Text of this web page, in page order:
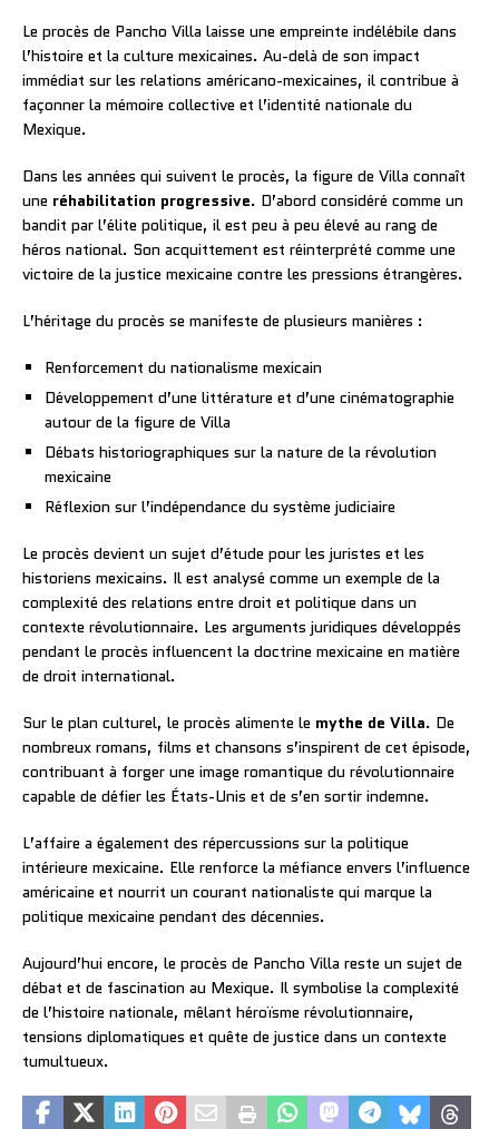
Le procès de Pancho Villa laisse une empreinte indélébile dans
l’histoire et la culture mexicaines. Au-delà de son impact
immédiat sur les relations américano-mexicaines, il contribue à
façonner la mémoire collective et l’identité nationale du
Mexique.
Dans les années qui suivent le procès, la figure de Villa connaît
une réhabilitation progressive. D’abord considéré comme un
bandit par l’élite politique, il est peu à peu élevé au rang de
héros national. Son acquittement est réinterprété comme une
victoire de la justice mexicaine contre les pressions étrangères.
L’héritage du procès se manifeste de plusieurs manières :
Renforcement du nationalisme mexicain
Développement d’une littérature et d’une cinématographie
autour de la figure de Villa
Débats historiographiques sur la nature de la révolution
mexicaine
Réflexion sur l’indépendance du système judiciaire
Le procès devient un sujet d’étude pour les juristes et les
historiens mexicains. Il est analysé comme un exemple de la
complexité des relations entre droit et politique dans un
contexte révolutionnaire. Les arguments juridiques développés
pendant le procès influencent la doctrine mexicaine en matière
de droit international.
Sur le plan culturel, le procès alimente le mythe de Villa. De
nombreux romans, films et chansons s’inspirent de cet épisode,
contribuant à forger une image romantique du révolutionnaire
capable de défier les États-Unis et de s’en sortir indemne.
L’affaire a également des répercussions sur la politique
intérieure mexicaine. Elle renforce la méfiance envers l’influence
américaine et nourrit un courant nationaliste qui marque la
politique mexicaine pendant des décennies.
Aujourd’hui encore, le procès de Pancho Villa reste un sujet de
débat et de fascination au Mexique. Il symbolise la complexité
de l’histoire nationale, mêlant héroïsme révolutionnaire,
tensions diplomatiques et quête de justice dans un contexte
tumultueux.